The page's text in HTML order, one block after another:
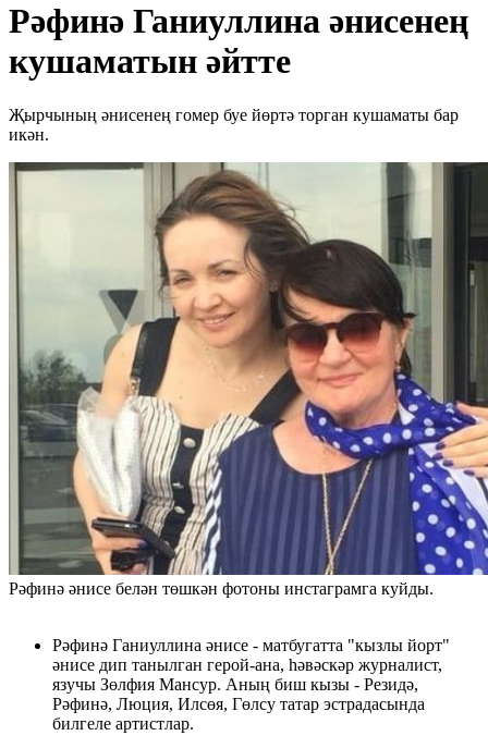
Рәфинә Ганиуллина әнисенең
кушаматын әйтте
Җырчының әнисенең гомер буе йөртә торган кушаматы бар
икән.
Рәфинә әнисе белән төшкән фотоны инстаграмга куйды.
Рәфинә Ганиуллина әнисе - матбугатта "кызлы йорт"
әнисе дип танылган герой-ана, һәвәскәр журналист,
язучы Зөлфия Мансур. Аның биш кызы - Резидә,
Рәфинә, Люция, Илсөя, Гөлсу татар эстрадасында
билгеле артистлар.